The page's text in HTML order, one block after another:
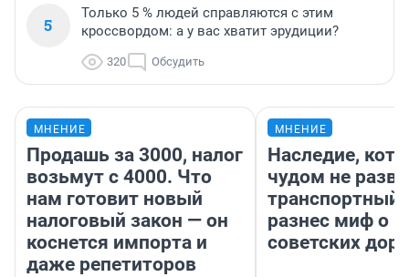
5
Только 5 % людей справляются с этим
кроссвордом: а у вас хватит эрудиции?
320 Обсудить
МНЕНИЕ
Продашь за 3000, налог
возьмут с 4000. Что
нам готовит новый
налоговый закон — он
коснется импорта и
даже репетиторов
МНЕНИЕ
Наследие,
чудом не
транспортный
разнес миф о
советских